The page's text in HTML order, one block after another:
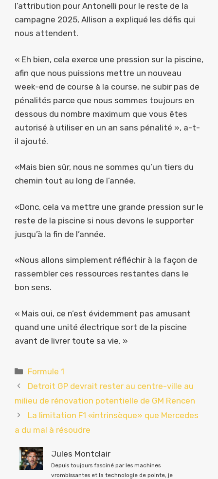
l’attribution pour Antonelli pour le reste de la
campagne 2025, Allison a expliqué les défis qui
nous attendent.
« Eh bien, cela exerce une pression sur la piscine,
afin que nous puissions mettre un nouveau
week-end de course à la course, ne subir pas de
pénalités parce que nous sommes toujours en
dessous du nombre maximum que vous êtes
autorisé à utiliser en un an sans pénalité », a-t-
il ajouté.
«Mais bien sûr, nous ne sommes qu’un tiers du
chemin tout au long de l’année.
«Donc, cela va mettre une grande pression sur le
reste de la piscine si nous devons le supporter
jusqu’à la fin de l’année.
«Nous allons simplement réfléchir à la façon de
rassembler ces ressources restantes dans le
bon sens.
« Mais oui, ce n’est évidemment pas amusant
quand une unité électrique sort de la piscine
avant de livrer toute sa vie. »
Catégories
Formule 1
Detroit GP devrait rester au centre-ville au
milieu de rénovation potentielle de GM Rencen
La limitation F1 «intrinsèque» que Mercedes
a du mal à résoudre
Jules Montclair
Depuis toujours fasciné par les machines
vrombissantes et la technologie de pointe, je